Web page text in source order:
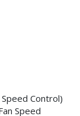
Control)
Speed